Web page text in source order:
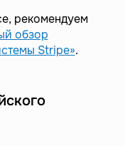
рекомендуем
обзор
Stripe».